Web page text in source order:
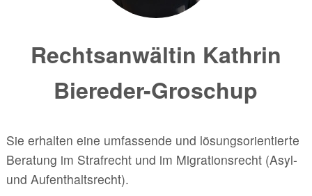
Rechtsanwältin Kathrin
Biereder-Groschup
Sie erhalten eine umfassende und lösungsorientierte
Beratung im Strafrecht und im Migrationsrecht (Asyl-
und Aufenthaltsrecht).